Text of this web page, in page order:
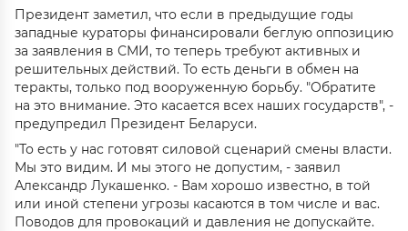
Президент заметил, что если в предыдущие годы
западные кураторы финансировали беглую оппозицию
за заявления в СМИ, то теперь требуют активных и
решительных действий. То есть деньги в обмен на
теракты, только под вооруженную борьбу. "Обратите
на это внимание. Это касается всех наших государств", -
предупредил Президент Беларуси.
"То есть у нас готовят силовой сценарий смены власти.
Мы это видим. И мы этого не допустим, - заявил
Александр Лукашенко. - Вам хорошо известно, в той
или иной степени угрозы касаются в том числе и вас.
Поводов для провокаций и давления не допускайте.